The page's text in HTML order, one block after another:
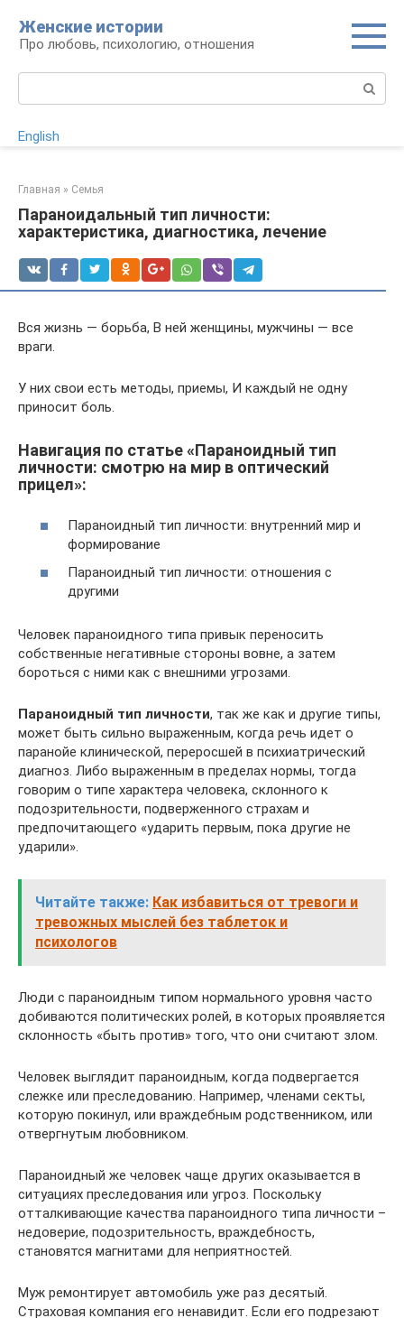
контенту
Женские истории
Про любовь, психологию, отношения
English
Главная » Семья
Параноидальный тип личности:
характеристика, диагностика, лечение
Вся жизнь — борьба, В ней женщины, мужчины — все
враги.
У них свои есть методы, приемы, И каждый не одну
приносит боль.
Навигация по статье «Параноидный тип
личности: смотрю на мир в оптический
прицел»:
Параноидный тип личности: внутренний мир и
формирование
Параноидный тип личности: отношения с
другими
Человек параноидного типа привык переносить
собственные негативные стороны вовне, а затем
бороться с ними как с внешними угрозами.
Параноидный тип личности, так же как и другие типы,
может быть сильно выраженным, когда речь идет о
паранойе клинической, переросшей в психиатрический
диагноз. Либо выраженным в пределах нормы, тогда
говорим о типе характера человека, склонного к
подозрительности, подверженного страхам и
предпочитающего «ударить первым, пока другие не
ударили».
Читайте также: Как избавиться от тревоги и
тревожных мыслей без таблеток и
психологов
Люди с параноидным типом нормального уровня часто
добиваются политических ролей, в которых проявляется
склонность «быть против» того, что они считают злом.
Человек выглядит параноидным, когда подвергается
слежке или преследованию. Например, членами секты,
которую покинул, или враждебным родственником, или
отвергнутым любовником.
Параноидный же человек чаще других оказывается в
ситуациях преследования или угроз. Поскольку
отталкивающие качества параноидного типа личности –
недоверие, подозрительность, враждебность,
становятся магнитами для неприятностей.
Муж ремонтирует автомобиль уже раз десятый.
Страховая компания его ненавидит. Если его подрезают